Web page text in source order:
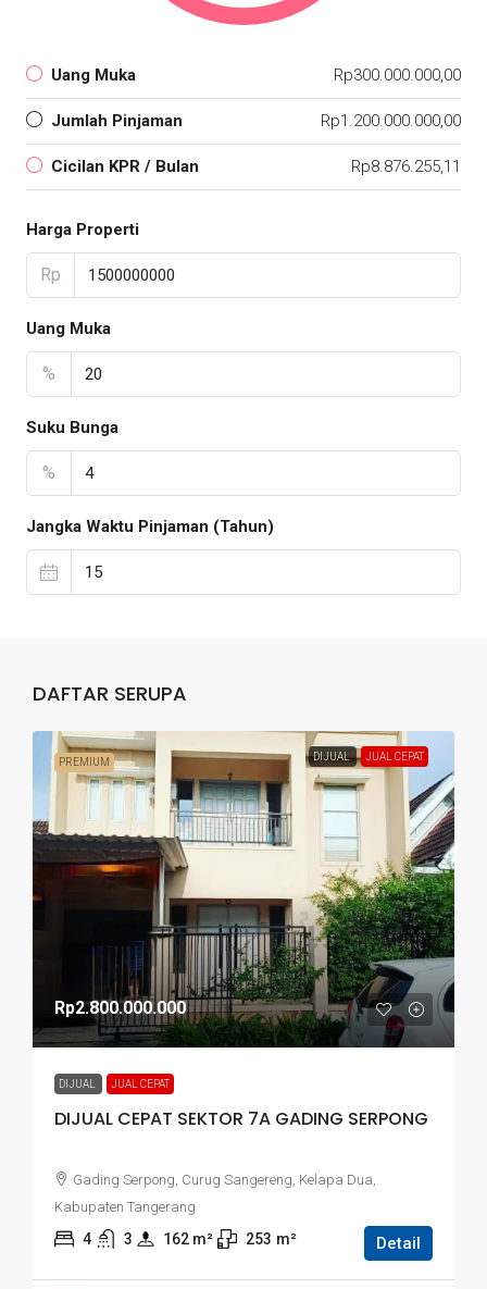
Uang Muka Rp300.000.000,00
Jumlah Pinjaman Rp1.200.000.000,00
Cicilan KPR / Bulan Rp8.876.255,11
Harga Properti
Rp
Uang Muka
%
Suku Bunga
%
Jangka Waktu Pinjaman (Tahun)
DAFTAR SERUPA
PREMIUM DIJUAL JUAL CEPAT
Rp2.800.000.000
DIJUAL JUAL CEPAT
DIJUAL CEPAT SEKTOR 7A GADING SERPONG
Gading Serpong, Curug Sangereng, Kelapa Dua,
Kabupaten Tangerang
4 3 162 m² 253 m² Detail